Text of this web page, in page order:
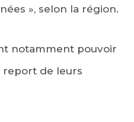
», selon la région.
notamment pouvoir
report de leurs